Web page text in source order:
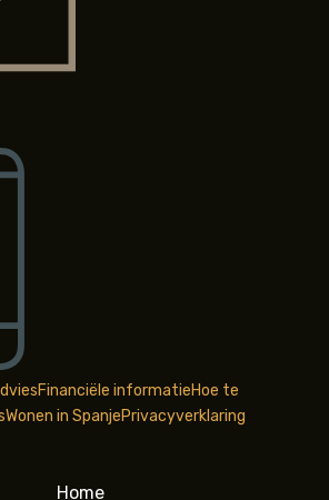
Financiële informatieHoe te
Wonen in SpanjePrivacyverklaring
Home